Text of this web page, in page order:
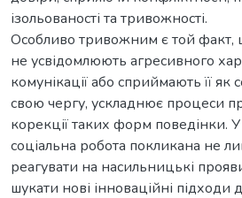
ізольованості та тривожності.
Особливо тривожним є той факт,
не усвідомлюють агресивного
комунікації або сприймають її
свою чергу, ускладнює процеси
корекції таких форм поведінки.
соціальна робота покликана не
реагувати на насильницькі
шукати нові інноваційні